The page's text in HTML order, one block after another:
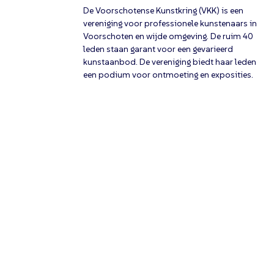
De Voorschotense Kunstkring (VKK) is een
vereniging voor professionele kunstenaars in
Voorschoten en wijde omgeving. De ruim 40
leden staan garant voor een gevarieerd
kunstaanbod. De vereniging biedt haar leden
een podium voor ontmoeting en exposities.